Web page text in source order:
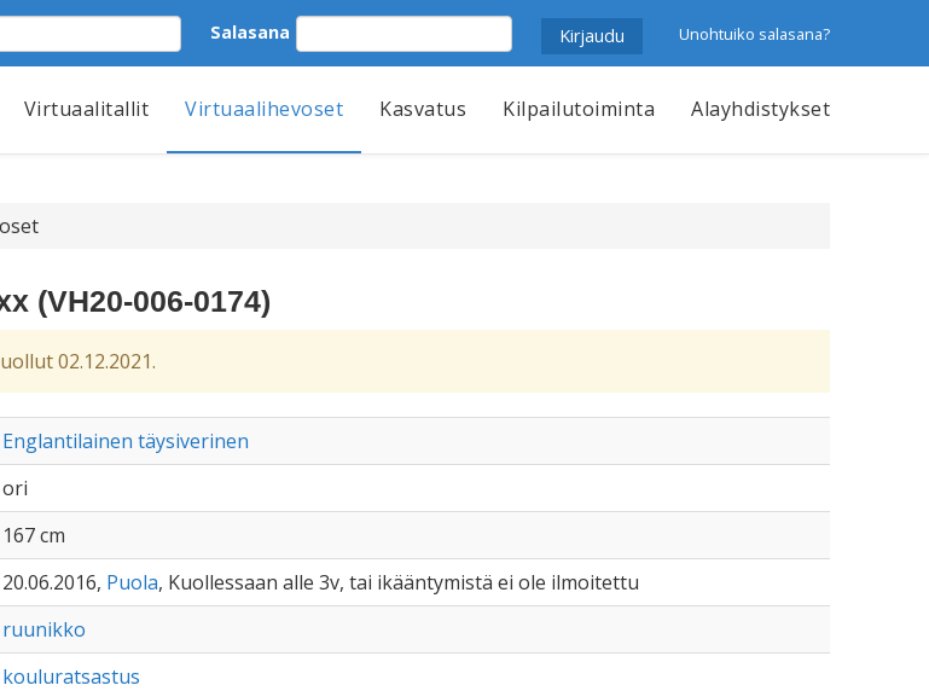
Salasana Unohtuiko salasana?
Virtuaalitallit Virtuaalihevoset Kasvatus Kilpailutoiminta Alayhdistykset
(VH20-006-0174)
02.12.2021.
Englantilainen täysiverinen
ori
167 cm
20.06.2016, Puola, Kuollessaan alle 3v, tai ikääntymistä ei ole ilmoitettu
ruunikko
kouluratsastus